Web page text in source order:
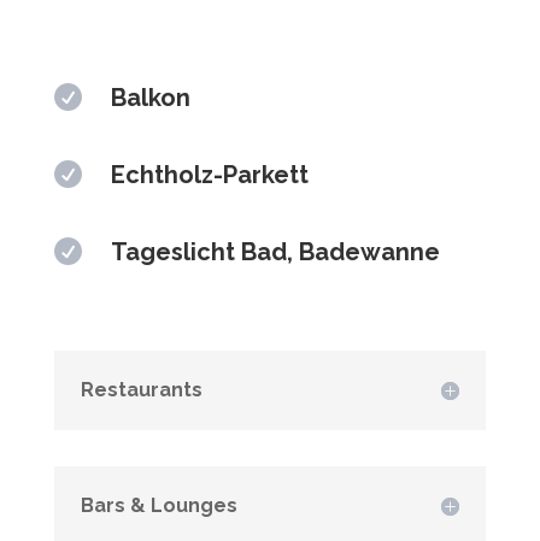
 Balkon
 Echtholz-Parkett
 Tageslicht Bad, Badewanne
Restaurants
Bars & Lounges